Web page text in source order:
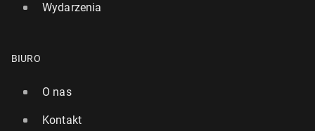
Wydarzenia
BIURO
O nas
Kontakt